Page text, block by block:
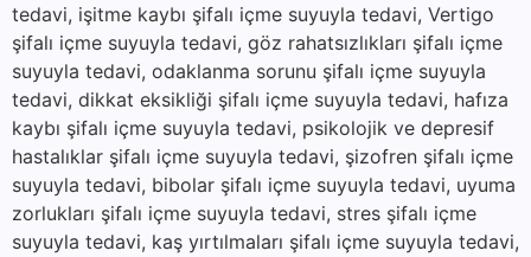
tedavi, işitme kaybı şifalı içme suyuyla tedavi, Vertigo
şifalı içme suyuyla tedavi, göz rahatsızlıkları şifalı içme
suyuyla tedavi, odaklanma sorunu şifalı içme suyuyla
tedavi, dikkat eksikliği şifalı içme suyuyla tedavi, hafıza
kaybı şifalı içme suyuyla tedavi, psikolojik ve depresif
hastalıklar şifalı içme suyuyla tedavi, şizofren şifalı içme
suyuyla tedavi, bibolar şifalı içme suyuyla tedavi, uyuma
zorlukları şifalı içme suyuyla tedavi, stres şifalı içme
suyuyla tedavi, kaş yırtılmaları şifalı içme suyuyla tedavi,